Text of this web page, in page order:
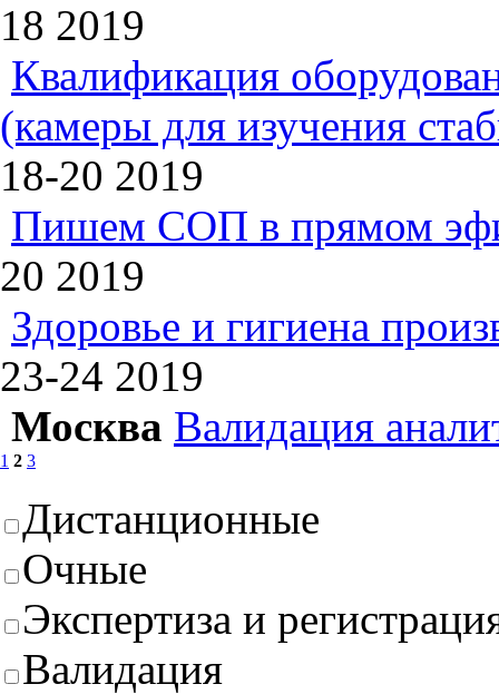
18 2019
Квалификация
(камеры для изучения
18-20 2019
Пишем СОП в прямом
20 2019
Здоровье и гигиена
23-24 2019
Москва Валидация
1 2 3
Дистанционные
Очные
Экспертиза и
Валидация